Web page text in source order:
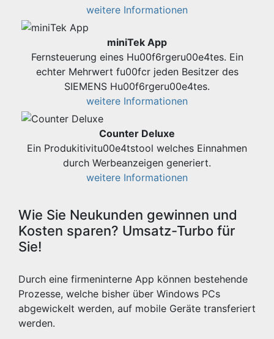
weitere Informationen
miniTek App
Fernsteuerung eines Hu00f6rgeru00e4tes. Ein
echter Mehrwert fu00fcr jeden Besitzer des
SIEMENS Hu00f6rgeru00e4tes.
weitere Informationen
Counter Deluxe
Ein Produkitivitu00e4tstool welches Einnahmen
durch Werbeanzeigen generiert.
weitere Informationen
Wie Sie Neukunden gewinnen und
Kosten sparen? Umsatz-Turbo für
Sie!
Durch eine firmeninterne App können bestehende
Prozesse, welche bisher über Windows PCs
abgewickelt werden, auf mobile Geräte transferiert
werden.